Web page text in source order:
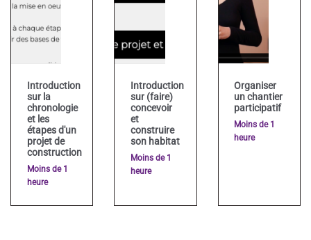
Introduction
sur la
chronologie
et les
étapes d'un
projet de
construction
Moins de 1
heure
Introduction
sur (faire)
concevoir
et
construire
son habitat
Moins de 1
heure
Organiser
un chantier
participatif
Moins de 1
heure